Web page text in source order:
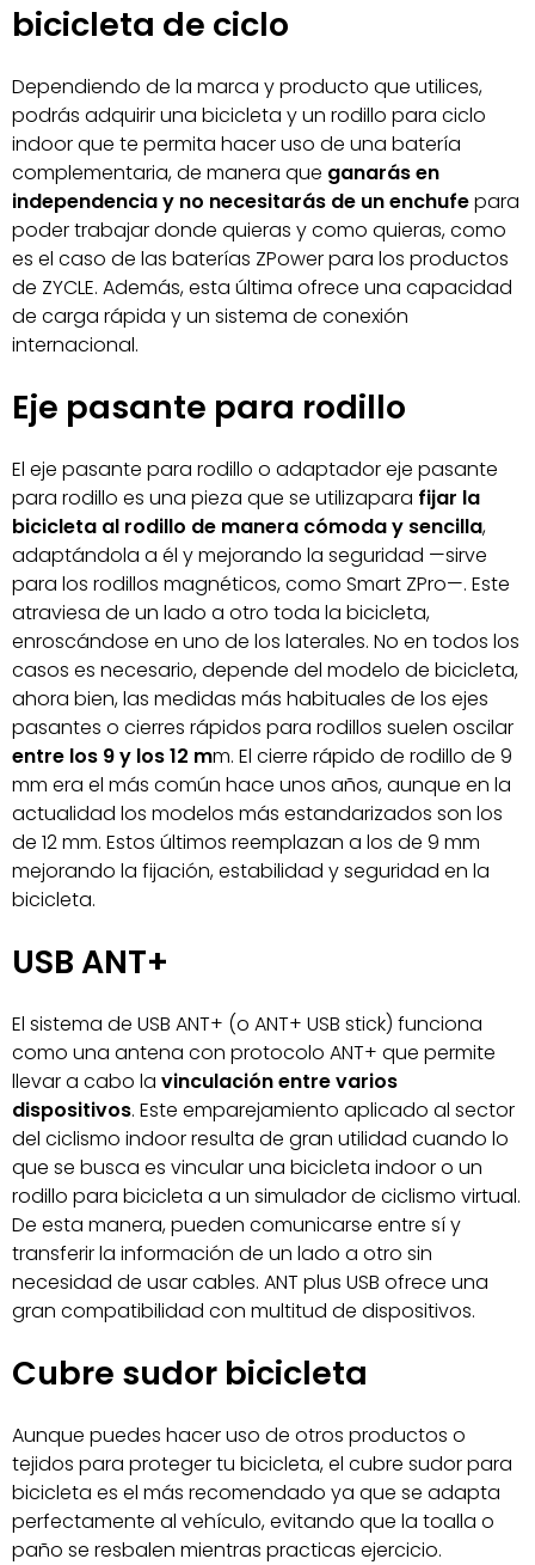
bicicleta de ciclo
Dependiendo de la marca y producto que utilices,
podrás adquirir una bicicleta y un rodillo para ciclo
indoor que te permita hacer uso de una batería
complementaria, de manera que ganarás en
independencia y no necesitarás de un enchufepara
poder trabajar donde quieras y como quieras, como
es el caso de las baterías ZPower para los productos
de ZYCLE. Además, esta última ofrece una capacidad
de carga rápida y un sistema de conexión
internacional.
Eje pasante para rodillo
El eje pasante para rodillo o adaptador eje pasante
para rodillo es una pieza que se utilizapara fijar la
bicicleta al rodillo de manera cómoda y sencilla,
adaptándola a él y mejorando la seguridad —sirve
para los rodillos magnéticos, como Smart ZPro—. Este
atraviesa de un lado a otro toda la bicicleta,
enroscándose en uno de los laterales. No en todos los
casos es necesario, depende del modelo de bicicleta,
ahora bien, las medidas más habituales de los ejes
pasantes o cierres rápidos para rodillos suelen oscilar
entre los 9 y los 12 mm. El cierre rápido de rodillo de 9
mm era el más común hace unos años, aunque en la
actualidad los modelos más estandarizados son los
de 12 mm. Estos últimos reemplazan a los de 9 mm
mejorando la fijación, estabilidad y seguridad en la
bicicleta.
USB ANT+
El sistema de USB ANT+ (o ANT+ USB stick) funciona
como una antena con protocolo ANT+ que permite
llevar a cabo la vinculación entre varios
dispositivos. Este emparejamiento aplicado al sector
del ciclismo indoor resulta de gran utilidad cuando lo
que se busca es vincular una bicicleta indoor o un
rodillo para bicicleta a un simulador de ciclismo virtual.
De esta manera, pueden comunicarse entre sí y
transferir la información de un lado a otro sin
necesidad de usar cables. ANT plus USB ofrece una
gran compatibilidad con multitud de dispositivos.
Cubre sudor bicicleta
Aunque puedes hacer uso de otros productos o
tejidos para proteger tu bicicleta, el cubre sudor para
bicicleta es el más recomendado ya que se adapta
perfectamente al vehículo, evitando que la toalla o
paño se resbalen mientras practicas ejercicio.